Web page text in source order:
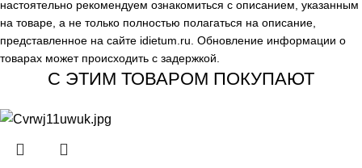
настоятельно рекомендуем ознакомиться с описанием, указанным
на товаре, а не только полностью полагаться на описание,
представленное на сайте idietum.ru. Обновление информации о
товарах может происходить с задержкой.
С ЭТИМ ТОВАРОМ ПОКУПАЮТ